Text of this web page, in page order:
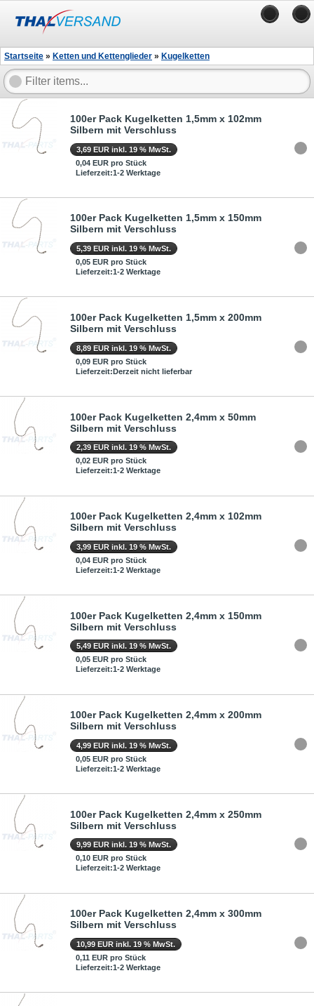
Startseite » Ketten und Kettenglieder » Kugelketten
100er Pack Kugelketten 1,5mm x 102mm
Silbern mit Verschluss
3,69 EUR inkl. 19 % MwSt.
0,04 EUR pro Stück
Lieferzeit:1-2 Werktage
100er Pack Kugelketten 1,5mm x 150mm
Silbern mit Verschluss
5,39 EUR inkl. 19 % MwSt.
0,05 EUR pro Stück
Lieferzeit:1-2 Werktage
100er Pack Kugelketten 1,5mm x 200mm
Silbern mit Verschluss
8,89 EUR inkl. 19 % MwSt.
0,09 EUR pro Stück
Lieferzeit:Derzeit nicht lieferbar
100er Pack Kugelketten 2,4mm x 50mm
Silbern mit Verschluss
2,39 EUR inkl. 19 % MwSt.
0,02 EUR pro Stück
Lieferzeit:1-2 Werktage
100er Pack Kugelketten 2,4mm x 102mm
Silbern mit Verschluss
3,99 EUR inkl. 19 % MwSt.
0,04 EUR pro Stück
Lieferzeit:1-2 Werktage
100er Pack Kugelketten 2,4mm x 150mm
Silbern mit Verschluss
5,49 EUR inkl. 19 % MwSt.
0,05 EUR pro Stück
Lieferzeit:1-2 Werktage
100er Pack Kugelketten 2,4mm x 200mm
Silbern mit Verschluss
4,99 EUR inkl. 19 % MwSt.
0,05 EUR pro Stück
Lieferzeit:1-2 Werktage
100er Pack Kugelketten 2,4mm x 250mm
Silbern mit Verschluss
9,99 EUR inkl. 19 % MwSt.
0,10 EUR pro Stück
Lieferzeit:1-2 Werktage
100er Pack Kugelketten 2,4mm x 300mm
Silbern mit Verschluss
10,99 EUR inkl. 19 % MwSt.
0,11 EUR pro Stück
Lieferzeit:1-2 Werktage